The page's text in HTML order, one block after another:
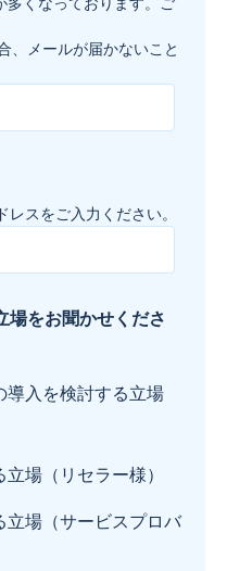
、メールが届かないこと
スをご入力ください。
場をお聞かせくださ
導入を検討する立場
場（リセラー様）
場（サービスプロバ